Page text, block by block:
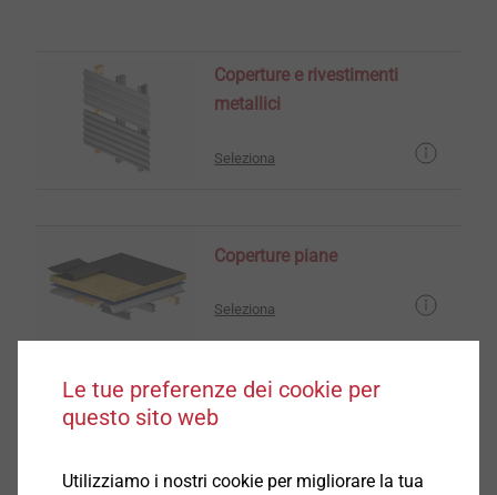
Coperture e rivestimenti
metallici
Seleziona
Coperture piane
Seleziona
ETICS
Le tue preferenze dei cookie per
questo sito web
Utilizziamo i nostri cookie per migliorare la tua